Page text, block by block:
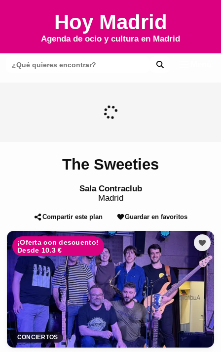
Hoy Madrid
Agenda de ocio y cultura en Madrid
The Sweeties
Sala Contraclub
Madrid
Compartir este plan Guardar en favoritos
¡Oferta con descuento!
Desde 10.3 €
CONCIERTOS